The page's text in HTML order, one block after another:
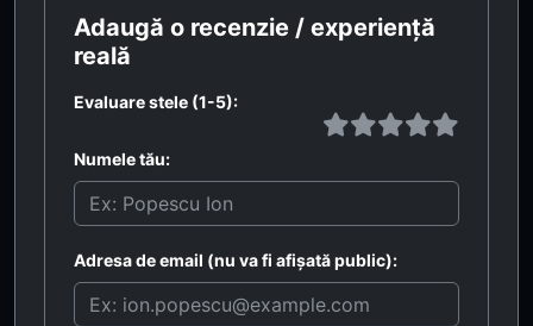
Adaugă o recenzie / experiență
reală
Evaluare stele (1-5):
Numele tău:
Adresa de email (nu va fi afișată public):